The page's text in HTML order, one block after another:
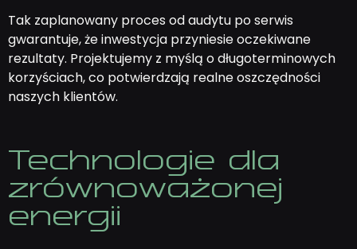
Tak zaplanowany proces od audytu po serwis
gwarantuje, że inwestycja przyniesie oczekiwane
rezultaty. Projektujemy z myślą o długoterminowych
korzyściach, co potwierdzają realne oszczędności
naszych klientów.
Technologie dla
zrównoważonej
energii